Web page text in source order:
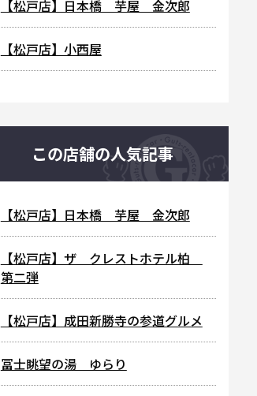
【松戸店】日本橋 芋屋 金次郎
【松戸店】小西屋
この店舗の人気記事
【松戸店】日本橋 芋屋 金次郎
【松戸店】ザ クレストホテル柏
第二弾
【松戸店】成田新勝寺の参道グルメ
冨士眺望の湯 ゆらり